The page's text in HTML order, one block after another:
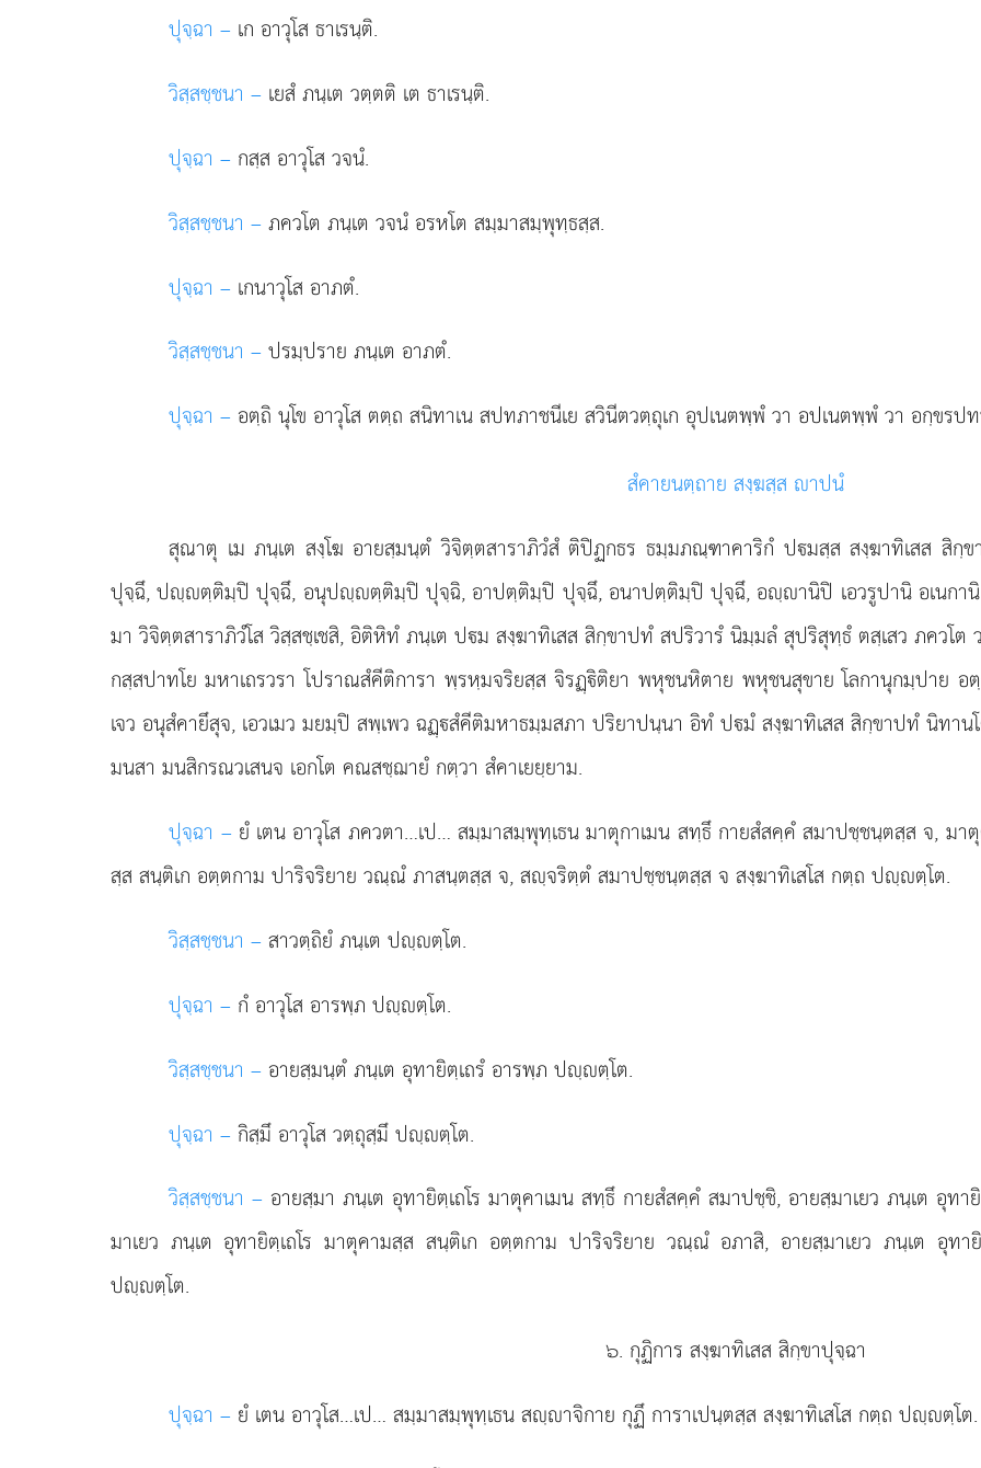
ปุจฺฉา – เก อาวุโส ธาเรนฺติ.
วิสฺสชฺชนา – เยสํ ภนฺเต วตฺตติ เต ธาเรนฺติ.
ปุจฺฉา – กสฺส อาวุโส วจนํ.
วิสฺสชฺชนา –ภควโต ภนฺเต วจนํ อรหโต สมฺมาสมฺพุทฺธสฺส.
ปุจฺฉา – เกนาวุโส อาภตํ.
วิสฺสชฺชนา –ปรมฺปราย ภนฺเต อาภตํ.
ปุจฺฉา – อตฺถิ นุโข อาวุโส ตตฺถ สนิทาเน สปทภาชนีเย สวินีตวตฺถุเก อุปเนตพฺพํ วา อปเนตพฺพํ วา อกฺขร
สํคายนตฺถาย สงฺฆสฺส าปนํ
สุณาตุ เม ภนฺเต สงฺโฆ อายสฺมนฺตํ วิจิตฺตสาราภิวํสํ ติปิฏกธร ธมฺมภณฺฑาคาริกํ ปมสฺส สงฺฆาทิเสส
ปุจฺฉึ, ปฺตฺติมฺปิ ปุจฺฉึ, อนุปฺตฺติมฺปิ ปุจฺฉิ, อาปตฺติมฺปิ ปุจฺฉึ, อนาปตฺติมฺปิ ปุจฺฉึ, อฺานิปิ เอวรูปานิ อเนกานิ
มา วิจิตฺตสาราภิวํโส วิสฺสชฺเชสิ, อิติหิทํ ภนฺเต ปม สงฺฆาทิเสส สิกฺขาปทํ สปริวารํ นิมฺมลํ สุปริสุทฺธํ ตสฺเสว ภควโ
กสฺสปาทโย มหาเถรวรา โปราณสํคีติการา พฺรหฺมจริยสฺส จิรฏฺิติยา พหุชนหิตาย พหุชนสุขาย โลกานุกมฺปาย
เจว อนุสํคายึสุจ, เอวเมว มยมฺปิ สพฺเพว ฉฏฺสํคีติมหาธมฺมสภา ปริยาปนฺนา อิทํ ปมํ สงฺฆาทิเสส สิกฺขาปทํ นิทาน
มนสา มนสิกรณวเสนจ เอกโต คณสชฺฌายํ กตฺวา สํคาเยยฺยาม.
ปุจฺฉา –ยํ เตน อาวุโส ภควตา…เป… สมฺมาสมฺพุทฺเธน มาตุกาเมน สทฺธึ กายสํสคฺคํ สมาปชฺชนฺตสฺส จ, ม
สฺส สนฺติเก อตฺตกาม ปาริจริยาย วณฺณํ ภาสนฺตสฺส จ, สฺจริตฺตํ สมาปชฺชนฺตสฺส จ สงฺฆาทิเสโส กตฺถ ปฺตฺโต.
วิสฺสชฺชนา –สาวตฺถิยํ ภนฺเต ปฺตฺโต.
ปุจฺฉา – กํ อาวุโส อารพฺภ ปฺตฺโต.
วิสฺสชฺชนา – อายสฺมนฺตํ ภนฺเต อุทายิตฺเถรํ อารพฺภ ปฺตฺโต.
ปุจฺฉา –กิสฺมึ อาวุโส วตฺถุสฺมึ ปฺตฺโต.
วิสฺสชฺชนา – อายสฺมา ภนฺเต อุทายิตฺเถโร มาตุคาเมน สทฺธึ กายสํสคฺคํ สมาปชฺชิ, อายสฺมาเยว ภนฺเต อุท
มาเยว ภนฺเต อุทายิตฺเถโร มาตุคามสฺส สนฺติเก อตฺตกาม ปาริจริยาย วณฺณํ อภาสิ, อายสฺมาเยว ภนฺเต อุท
ปฺตฺโต.
๖. กุฏิการ สงฺฆาทิเสส สิกฺขาปุจฺฉา
ปุจฺฉา – ยํ เตน อาวุโส…เป… สมฺมาสมฺพุทฺเธน สฺาจิกาย กุฏึ การาเปนฺตสฺส สงฺฆาทิเสโส กตฺถ ปฺตฺโต.